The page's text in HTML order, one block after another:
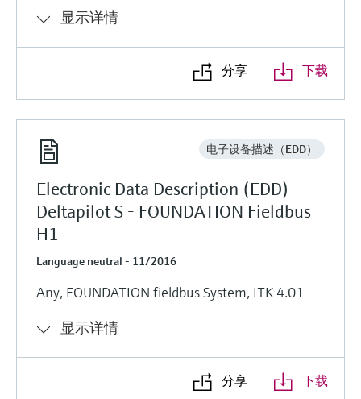
显示详情
分享 下载
电子设备描述（EDD）
Electronic Data Description (EDD) -
Deltapilot S - FOUNDATION Fieldbus
H1
Language neutral - 11/2016
Any, FOUNDATION fieldbus System, ITK 4.01
显示详情
分享 下载